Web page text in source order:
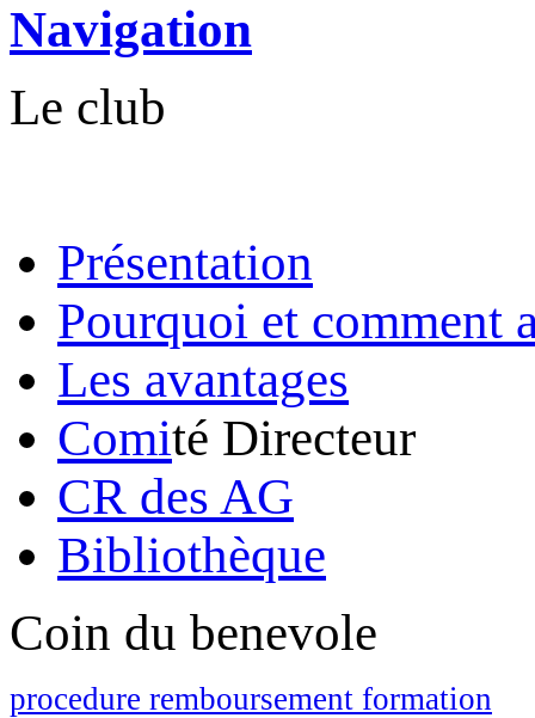
Navigation
Le club
Présentation
Pourquoi et comment
Les avantages
Comité Directeur
CR des AG
Bibliothèque
Coin du benevole
procedure remboursement formation